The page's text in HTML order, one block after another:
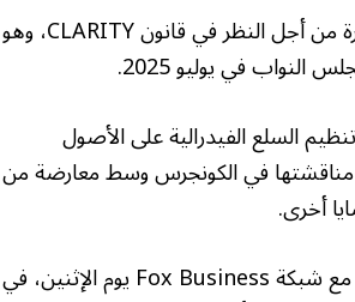
يضغط العديد من المشرعين الأمريكيين وقادة صناعة العملات المشفرة من أجل النظر في قانون CLARITY، وهو
في يوليو 2025.
السلع الفيدرالية على الأصول
مناقشتها في الكونجرس وسط معارضة من
أخرى.
وقال فاريار شيرزاد، كبير مسؤولي السياسة في Coinbase، في مقابلة مع شبكة Fox Business يوم الإثنين، في